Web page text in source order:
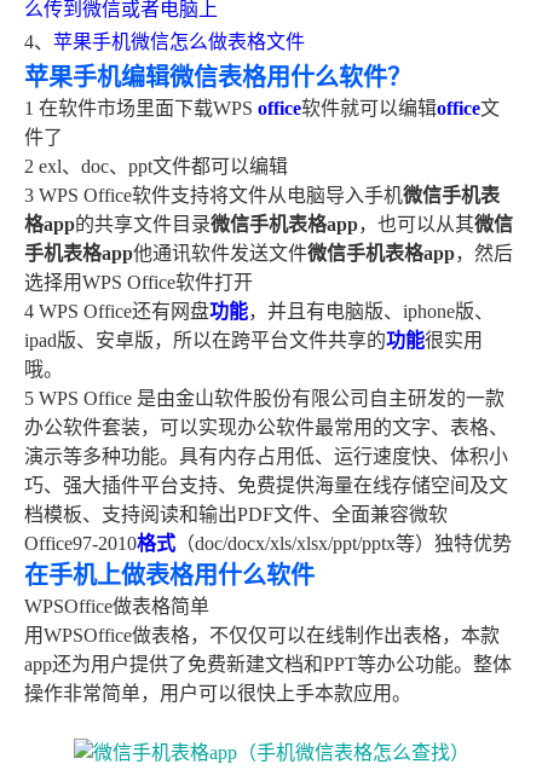
么传到微信或者电脑上
4、 苹果手机微信怎么做表格文件
苹果手机编辑微信表格用什么软件？
1 在软件市场里面下载WPS office软件就可以编辑office文
件了
2 exl、doc、ppt文件都可以编辑
3 WPS Office软件支持将文件从电脑导入手机微信手机表
格app的共享文件目录微信手机表格app，也可以从其微信
手机表格app他通讯软件发送文件微信手机表格app，然后
选择用WPS Office软件打开
4 WPS Office还有网盘功能，并且有电脑版、iphone版、
ipad版、安卓版，所以在跨平台文件共享的功能很实用
哦。
5 WPS Office 是由金山软件股份有限公司自主研发的一款
办公软件套装，可以实现办公软件最常用的文字、表格、
演示等多种功能。具有内存占用低、运行速度快、体积小
巧、强大插件平台支持、免费提供海量在线存储空间及文
档模板、支持阅读和输出PDF文件、全面兼容微软
Office97-2010格式 （doc/docx/xls/xlsx/ppt/pptx等）独特优势
在手机上做表格用什么软件
WPSOffice做表格简单
用WPSOffice做表格，不仅仅可以在线制作出表格，本款
app还为用户提供了免费新建文档和PPT等办公功能。整体
操作非常简单，用户可以很快上手本款应用。